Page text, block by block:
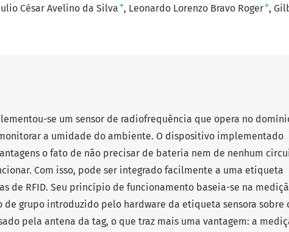
César Avelino da Silva + Leonardo Lorenzo Bravo Roger+
se um sensor de radiofrequência que opera no
a umidade do ambiente. O dispositivo implementado
o fato de não precisar de bateria nem de nenhum
Com isso, pode ser integrado facilmente a uma etiqueta
de RFID. Seu princípio de funcionamento baseia-se na
de grupo introduzido pelo hardware da etiqueta sensora sobre
pela antena da tag, o que traz mais uma vantagem: a